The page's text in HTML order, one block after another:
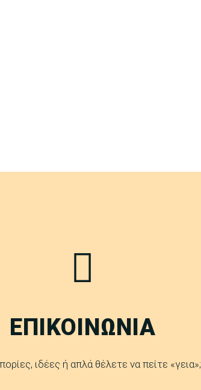
ΕΠΙΚΟΙΝΩΝΙΑ
ιδέες ή απλά θέλετε να πείτε «γεια»;